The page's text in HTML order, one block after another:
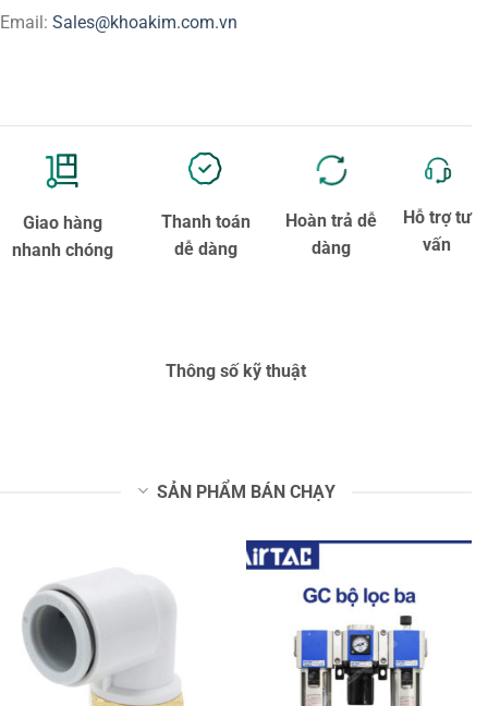
Email: Sales@khoakim.com.vn
Giao hàng
nhanh chóng
Thanh toán
dễ dàng
Hoàn trả dễ
dàng
Hỗ trợ tư
vấn
Thông số kỹ thuật
SẢN PHẨM BÁN CHẠY